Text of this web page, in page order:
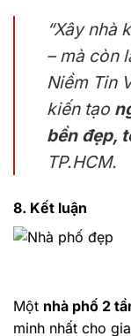
“Xây nhà
– mà còn
Niềm Tin
kiến tạo
bền đẹp,
TP.HCM.
8. Kết luận
Một nhà phố 2
minh nhất cho